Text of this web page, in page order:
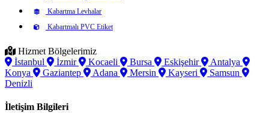
Kabartma Levhalar
Kabartmalı PVC Etiket
Hizmet Bölgelerimiz
İstanbul
İzmir Kocaeli Bursa Eskişehir
Antalya
Konya
Gaziantep Adana Mersin Kayseri
Samsun
Denizli
İletişim Bilgileri